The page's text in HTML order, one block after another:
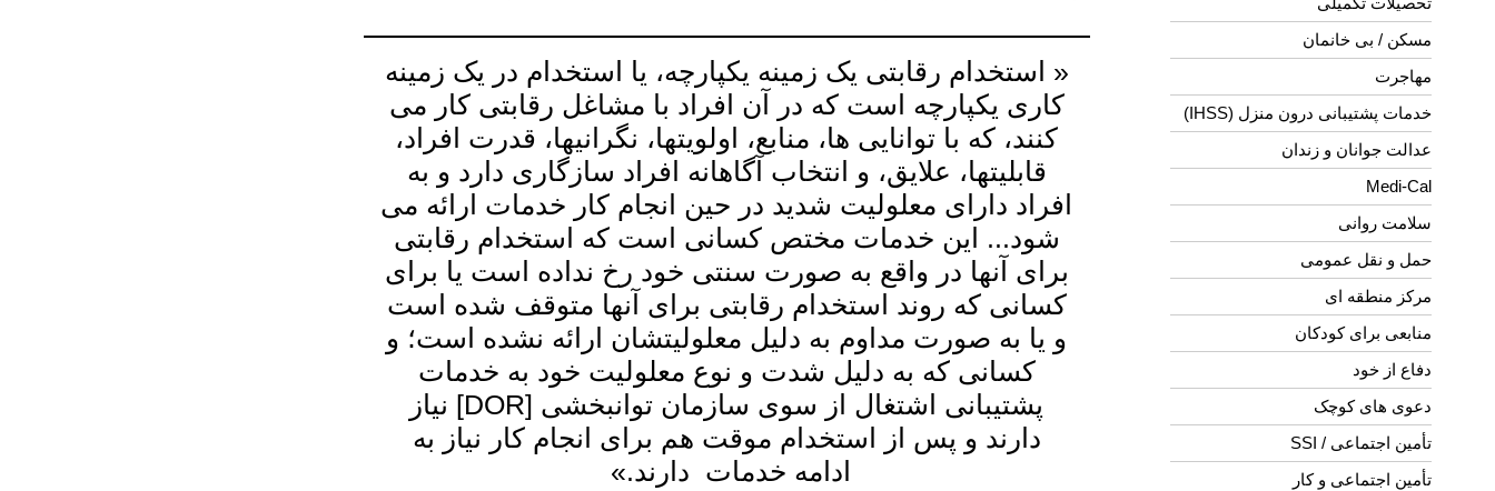
مسکن / بی خانمان
مهاجرت
خدمات پشتیبانی درون منزل (IHSS)
عدالت جوانان و زندان
Medi-Cal
سلامت روانی
حمل و نقل عمومی
مرکز منطقه ای
منابعی برای کودکان
دفاع از خود
دعوی های کوچک
تأمین اجتماعی / SSI
تأمین اجتماعی و کار
« استخدام رقابتی یک زمینه یکپارچه، یا استخدام در یک زمینه
کاری یکپارچه است که در آن افراد با مشاغل رقابتی کار می
کنند، که با توانایی ها، منابع، اولویتها، نگرانیها، قدرت افراد،
قابلیتها، علایق، و انتخاب آگاهانه افراد سازگاری دارد و به
افراد دارای معلولیت شدید در حین انجام کار خدمات ارائه می
شود... این خدمات مختص کسانی است که استخدام رقابتی
برای آنها در واقع به صورت سنتی خود رخ نداده است یا برای
کسانی که روند استخدام رقابتی برای آنها متوقف شده است
و یا به صورت مداوم به دلیل معلولیتشان ارائه نشده است؛ و
کسانی که به دلیل شدت و نوع معلولیت خود به خدمات
پشتیبانی اشتغال از سوی سازمان توانبخشی [DOR] نیاز
دارند و پس از استخدام موقت هم برای انجام کار نیاز به
ادامه خدمات دارند.»